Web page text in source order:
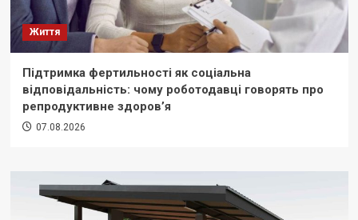
Життя
Підтримка фертильності як соціальна
відповідальність: чому роботодавці говорять про
репродуктивне здоров’я
07.08.2026